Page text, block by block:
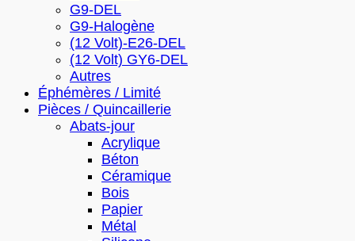
G9-DEL
G9-Halogène
(12 Volt)-E26-DEL
(12 Volt) GY6-DEL
Autres
Éphémères / Limité
Pièces / Quincaillerie
Abats-jour
Acrylique
Béton
Céramique
Bois
Papier
Métal